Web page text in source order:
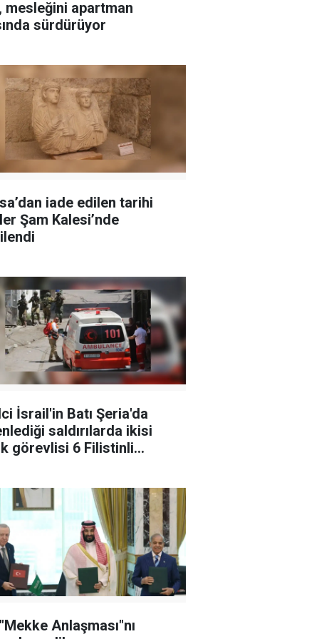
mesleğini apartman
sürdürüyor
iade edilen tarihi
Şam Kalesi’nde
İsrail'in Batı Şeria'da
saldırılarda ikisi
görevlisi 6 Filistinli
Anlaşması"nı